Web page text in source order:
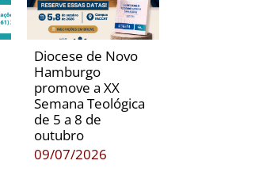
Diocese de Novo
Hamburgo
promove a XX
Semana Teológica
de 5 a 8 de
outubro
09/07/2026